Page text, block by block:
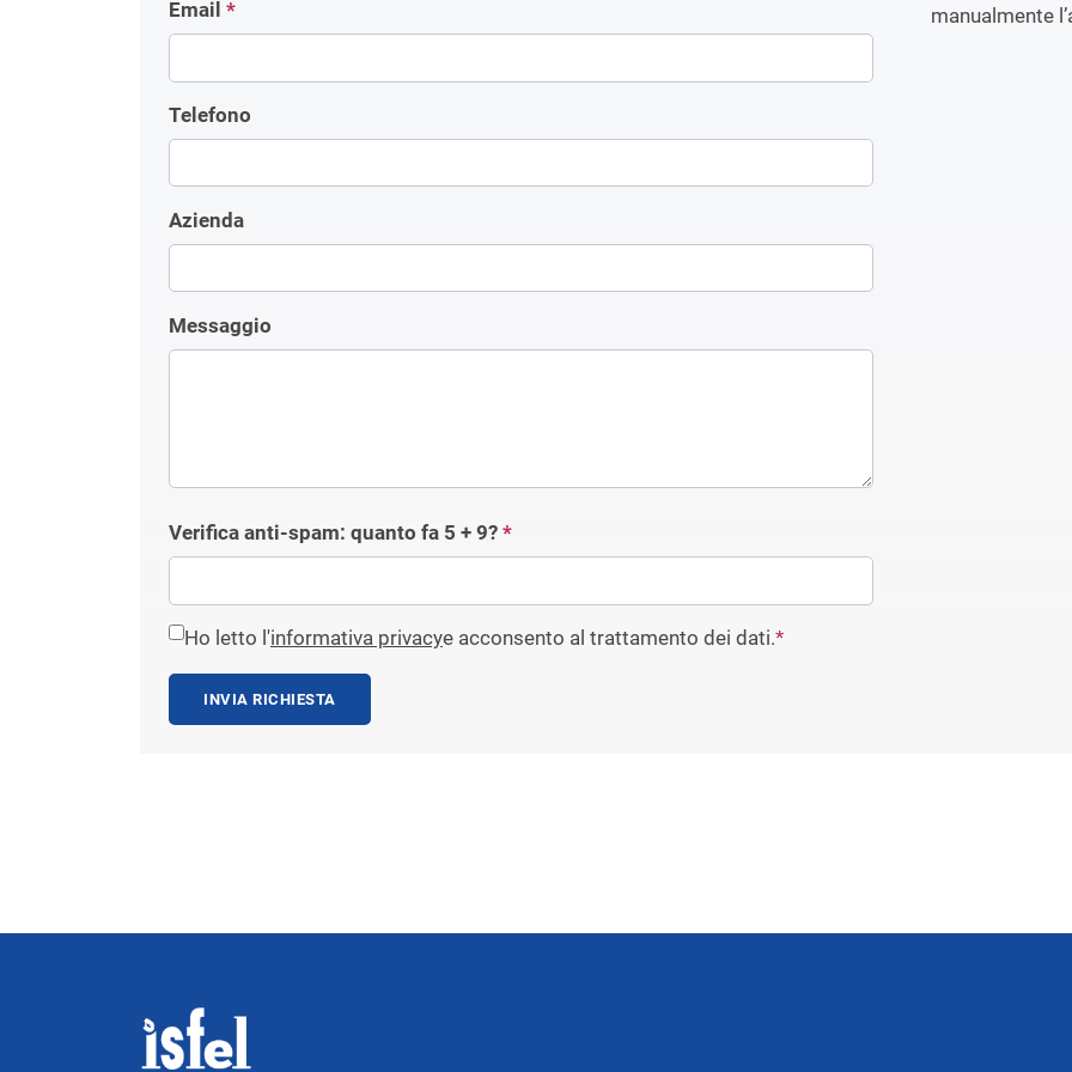
Email *
Telefono
Azienda
Messaggio
Verifica anti-spam: quanto fa 5 + 9? *
Ho letto l'informativa privacye acconsento al trattamento dei dati.*
INVIA RICHIESTA
manualmente